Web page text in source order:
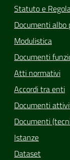
Statuto e
Documenti albo
Modulistica
Documenti
Atti normativi
Accordi tra enti
Documenti
Documenti
Istanze
Dataset